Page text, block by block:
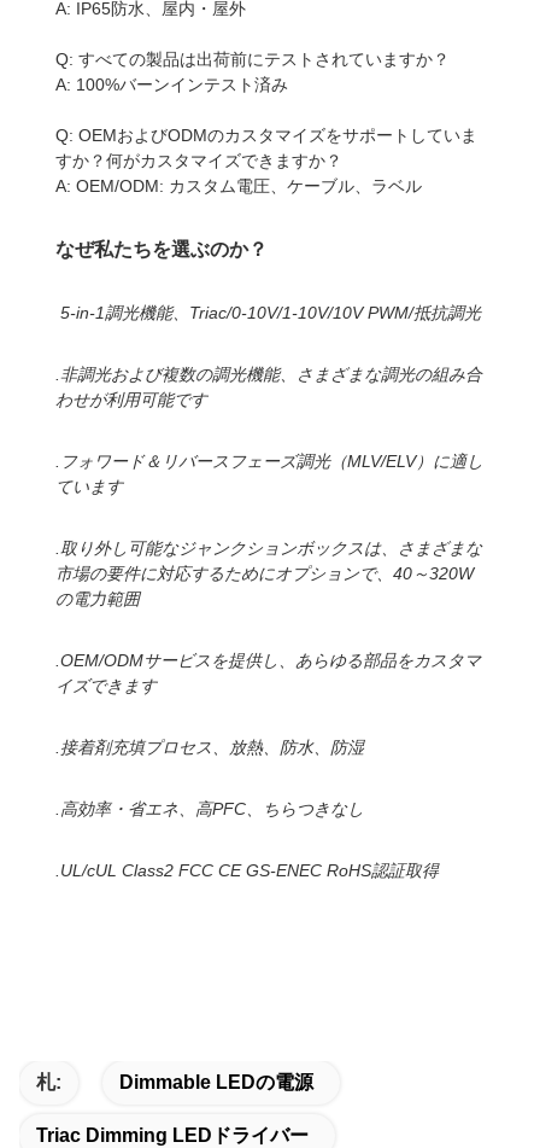
A: IP65防水、屋内・屋外
Q: すべての製品は出荷前にテストされていますか？
A: 100%バーンインテスト済み
Q: OEMおよびODMのカスタマイズをサポートしていま
すか？何がカスタマイズできますか？
A: OEM/ODM: カスタム電圧、ケーブル、ラベル
なぜ私たちを選ぶのか？
5-in-1調光機能、Triac/0-10V/1-10V/10V PWM/抵抗調光
.非調光および複数の調光機能、さまざまな調光の組み合
わせが利用可能です
.フォワード＆リバースフェーズ調光（MLV/ELV）に適し
ています
.取り外し可能なジャンクションボックスは、さまざまな
市場の要件に対応するためにオプションで、40～320W
の電力範囲
.OEM/ODMサービスを提供し、あらゆる部品をカスタマ
イズできます
.接着剤充填プロセス、放熱、防水、防湿
.高効率・省エネ、高PFC、ちらつきなし
.UL/cUL Class2 FCC CE GS-ENEC RoHS認証取得
札: Dimmable LEDの電源
Triac Dimming LEDドライバー